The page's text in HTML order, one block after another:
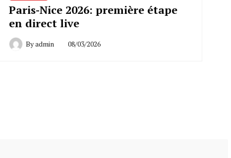
Paris-Nice 2026: première étape
en direct live
Byadmin 08/03/2026